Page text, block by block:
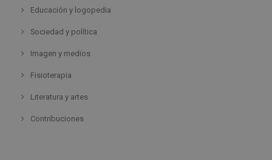
Educación y logopedia
Sociedad y política
Imagen y medios
Fisioterapia
Literatura y artes
Contribuciones